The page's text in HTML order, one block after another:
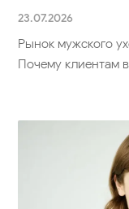
23.07.2026
Рынок мужского
Почему клиентам